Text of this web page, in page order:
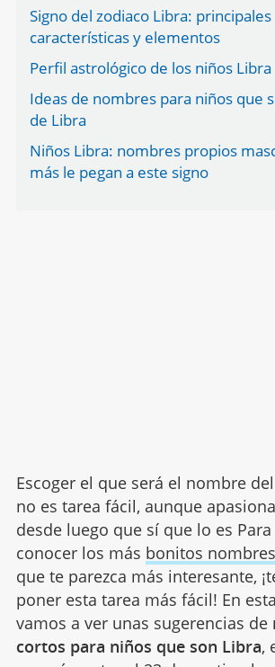
Signo del zodiaco Libra: principales
características y elementos
Perfil astrológico de los niños Libra
Ideas de nombres para niños que
de Libra
Niños Libra: nombres propios
más le pegan a este signo
Escoger el que será el nombre
no es tarea fácil, aunque
desde luego que sí que lo es
conocer los más bonitos nombres
que te parezca más interesante,
poner esta tarea más fácil! En
vamos a ver unas sugerencias de
cortos para niños que son Libra,